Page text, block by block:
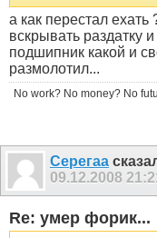
а как перестал
вскрывать раздатку
подшипник какой и
размолотил...
No work? No money? No
Серегаа
09.12.2008
Re: умер форик...